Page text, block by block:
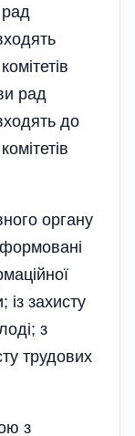
рад
до
органу
із захисту
з
трудових
з